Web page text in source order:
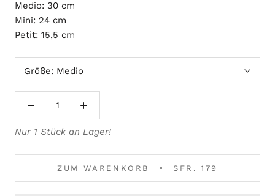
Medio: 30 cm
Mini: 24 cm
Petit: 15,5 cm
Größe: Medio
Nur 1 Stück an Lager!
ZUM WARENKORB SFR. 179